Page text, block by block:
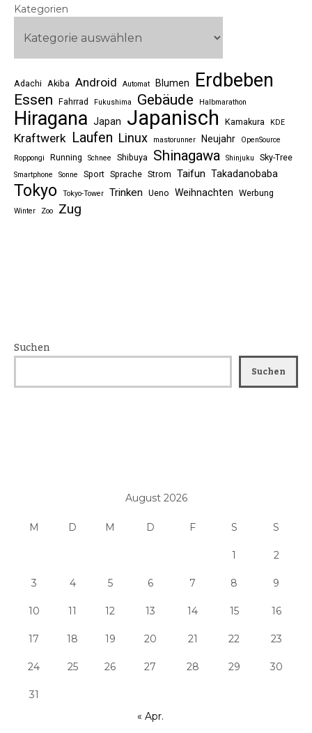
Kategorien
Adachi Akiba Android Automat Blumen Erdbeben
Essen Fahrrad Fukushima Gebäude Halbmarathon
Hiragana Japan Japanisch Kamakura KDE
Kraftwerk Laufen Linux mastorunner Neujahr
OpenSource
Roppongi
Running Schnee Shibuya Shinagawa Shinjuku Sky-Tree
Smartphone Sonne Sport Sprache Strom Taifun Takadanobaba
Tokyo Tokyo-Tower Trinken Ueno Weihnachten Werbung
Winter Zoo Zug
Suchen
Suchen
August 2026
M D M D F S S
1 2
3 4 5 6 7 8 9
10 11 12 13 14 15 16
17 18 19 20 21 22 23
24 25 26 27 28 29 30
31
« Apr.